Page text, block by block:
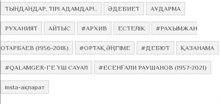
ТЫҢДАҢДАР, ТІРІ АДАМДАР!.. ӘДЕБИЕТ АУДАРМА
РУХАНИЯТ АЙТЫС #АРХИВ ЕСТЕЛІК #РАХЫМЖАН
ОТАРБАЕВ (1956-2018) #ОРТАҚ ӘҢГІМЕ #ДЕБЮТ ҚАЗАНАМА
#QALAMGER-ГЕ ҮШ САУАЛ #ЕСЕНҒАЛИ РАУШАНОВ (1957-2021)
insta-ақпарат